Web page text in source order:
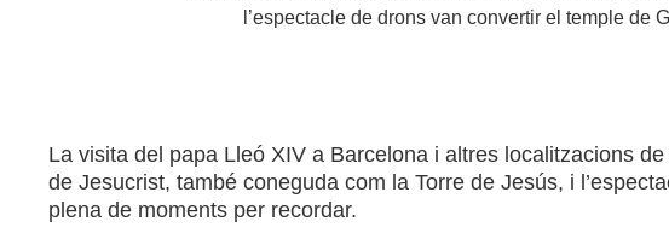
l’espectacle de drons van convertir el temple de
La visita del papa Lleó XIV a Barcelona i altres localitzacions
de Jesucrist, també coneguda com la Torre de Jesús, i
plena de moments per recordar.